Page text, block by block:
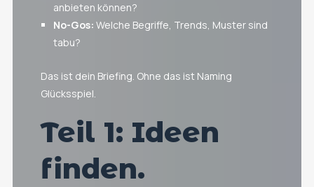
anbieten können?
No-Gos: Welche Begriffe, Trends, Muster sind
tabu?
Das ist dein Briefing. Ohne das ist Naming
Glücksspiel.
Teil 1: Ideen
finden.